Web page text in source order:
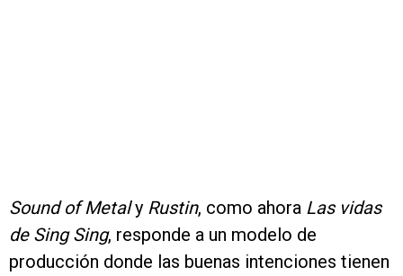
Sound of Metaly Rustin, como ahora Las vidas
de Sing Sing, responde a un modelo de
producción donde las buenas intenciones tienen